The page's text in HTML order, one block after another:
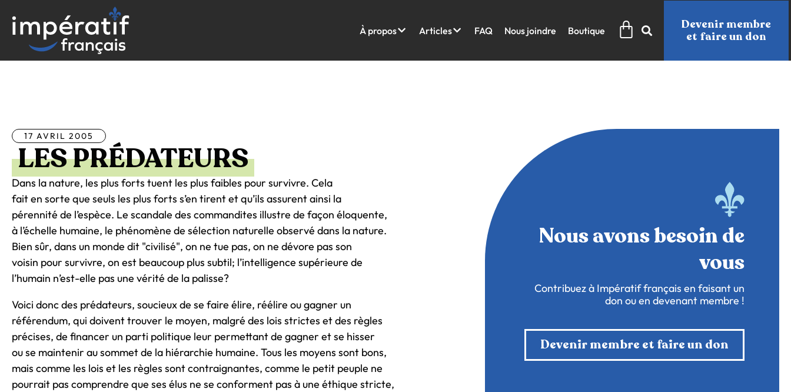
contenu
À propos Articles FAQ Nous joindre Boutique Panier
Devenir membre
et faire un don
17 AVRIL 2005
LES PRÉDATEURS
Dans la nature, les plus forts tuent les plus faibles pour survivre. Cela
fait en sorte que seuls les plus forts s’en tirent et qu’ils assurent ainsi la
pérennité de l’espèce. Le scandale des commandites illustre de façon éloquente,
à l’échelle humaine, le phénomène de sélection naturelle observé dans la nature.
Bien sûr, dans un monde dit "civilisé", on ne tue pas, on ne dévore pas son
voisin pour survivre, on est beaucoup plus subtil; l’intelligence supérieure de
l’humain n’est-elle pas une vérité de la palisse?
Voici donc des prédateurs, soucieux de se faire élire, réélire ou gagner un
référendum, qui doivent trouver le moyen, malgré des lois strictes et des règles
précises, de financer un parti politique leur permettant de gagner et se hisser
ou se maintenir au sommet de la hiérarchie humaine. Tous les moyens sont bons,
mais comme les lois et les règles sont contraignantes, comme le petit peuple ne
pourrait pas comprendre que ses élus ne se conforment pas à une éthique stricte,
Nous avons besoin de
vous
Contribuez à Impératif français en faisant un
don ou en devenant membre !
Devenir membre et faire un don